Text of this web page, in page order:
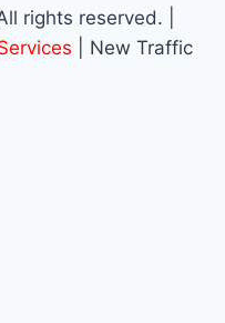
rights reserved. |
| New Traffic